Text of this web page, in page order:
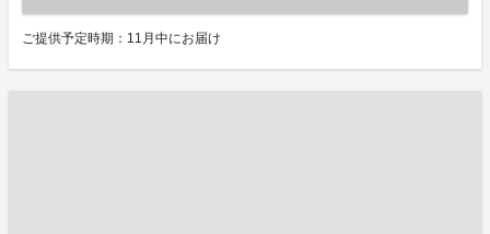
ご提供予定時期：11月中にお届け